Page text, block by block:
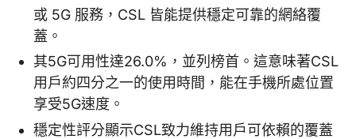
或 5G 服務，CSL 皆能提供穩定可靠的網絡覆
蓋。
其5G可用性達26.0%，並列榜首。這意味著CSL
用戶約四分之一的使用時間，能在手機所處位置
享受5G速度。
穩定性評分顯示CSL致力維持用戶可依賴的覆蓋